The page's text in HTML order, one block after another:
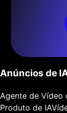
Anúncios de
Agente de Vídeo
Produto de IA